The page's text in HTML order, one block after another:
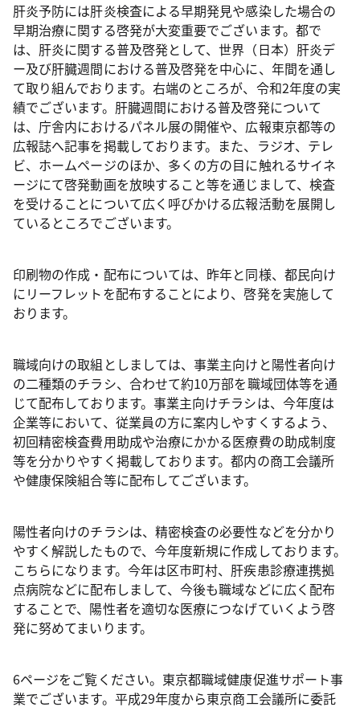
肝炎予防には肝炎検査による早期発見や感染した場合の
早期治療に関する啓発が大変重要でございます。都で
は、肝炎に関する普及啓発として、世界（日本）肝炎デ
ー及び肝臓週間における普及啓発を中心に、年間を通し
て取り組んでおります。右端のところが、令和2年度の実
績でございます。肝臓週間における普及啓発について
は、庁舎内におけるパネル展の開催や、広報東京都等の
広報誌へ記事を掲載しております。また、ラジオ、テレ
ビ、ホームページのほか、多くの方の目に触れるサイネ
ージにて啓発動画を放映すること等を通じまして、検査
を受けることについて広く呼びかける広報活動を展開し
ているところでございます。
印刷物の作成・配布については、昨年と同様、都民向け
にリーフレットを配布することにより、啓発を実施して
おります。
職域向けの取組としましては、事業主向けと陽性者向け
の二種類のチラシ、合わせて約10万部を職域団体等を通
じて配布しております。事業主向けチラシは、今年度は
企業等において、従業員の方に案内しやすくするよう、
初回精密検査費用助成や治療にかかる医療費の助成制度
等を分かりやすく掲載しております。都内の商工会議所
や健康保険組合等に配布してございます。
陽性者向けのチラシは、精密検査の必要性などを分かり
やすく解説したもので、今年度新規に作成しております。
こちらになります。今年は区市町村、肝疾患診療連携拠
点病院などに配布しまして、今後も職域などに広く配布
することで、陽性者を適切な医療につなげていくよう啓
発に努めてまいります。
6ページをご覧ください。東京都職域健康促進サポート事
業でございます。平成29年度から東京商工会議所に委託